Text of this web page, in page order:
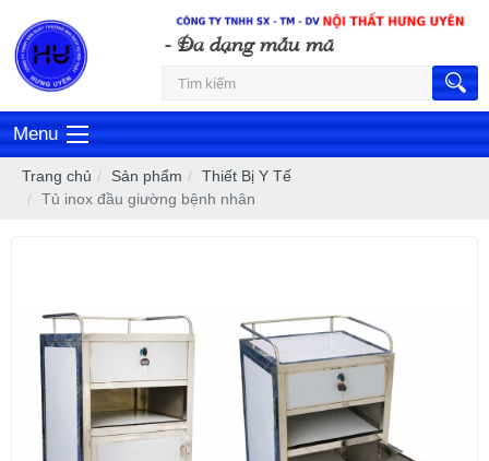
Sáng tạo - Đa dạng mẫu mã
Menu
Trang chủ Sản phẩm
Thiết Bị Y Tế
Tủ inox đầu giường bệnh nhân